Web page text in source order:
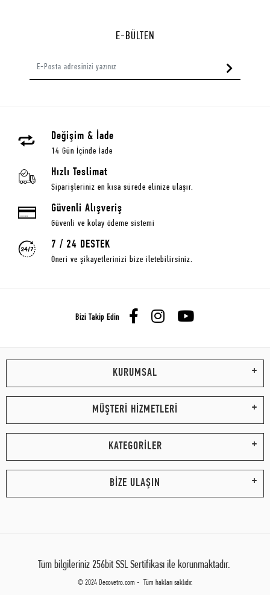
E-BÜLTEN
Değişim & İade
14 Gün İçinde İade
Hızlı Teslimat
Siparişleriniz en kısa sürede elinize ulaşır.
Güvenli Alışveriş
Güvenli ve kolay ödeme sistemi
7 / 24 DESTEK
Öneri ve şikayetlerinizi bize iletebilirsiniz.
Bizi Takip Edin
KURUMSAL
MÜŞTERİ HİZMETLERİ
KATEGORİLER
BİZE ULAŞIN
Tüm bilgileriniz 256bit SSL Sertifikası ile korunmaktadır.
© 2024 Decovetro.com - Tüm hakları saklıdır.